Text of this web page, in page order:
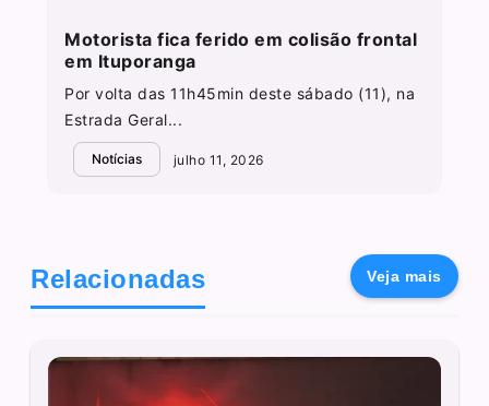
Motorista fica ferido em colisão frontal
em Ituporanga
Por volta das 11h45min deste sábado (11), na
Estrada Geral...
Notícias julho 11, 2026
Relacionadas Veja mais